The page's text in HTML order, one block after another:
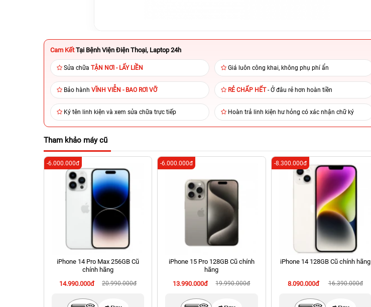
Cam Kết Tại Bệnh Viện Điện Thoại, Laptop 24h
Sửa chữa TẬN NƠI - LẤY LIỀN Giá luôn công khai, không phụ phí ẩn
Bảo hành VĨNH VIỄN - BAO RƠI VỠ RẺ CHẤP HẾT- Ở đâu rẻ hơn hoàn tiền
Ký tên linh kiện và xem sửa chữa trực tiếp Hoàn trả linh kiện hư hỏng có xác nhận chữ ký
Tham khảo máy cũ
iPhone 14 Pro Max 256GB Cũ
chính hãng
14.990.000đ
20.990.000đ
-6.000.000đ
iPhone 15 Pro 128GB Cũ chính
hãng
13.990.000đ
19.990.000đ
-6.000.000đ
iPhone 14 128GB Cũ chính hãng
8.090.000đ 16.390.000đ
-8.300.000đ